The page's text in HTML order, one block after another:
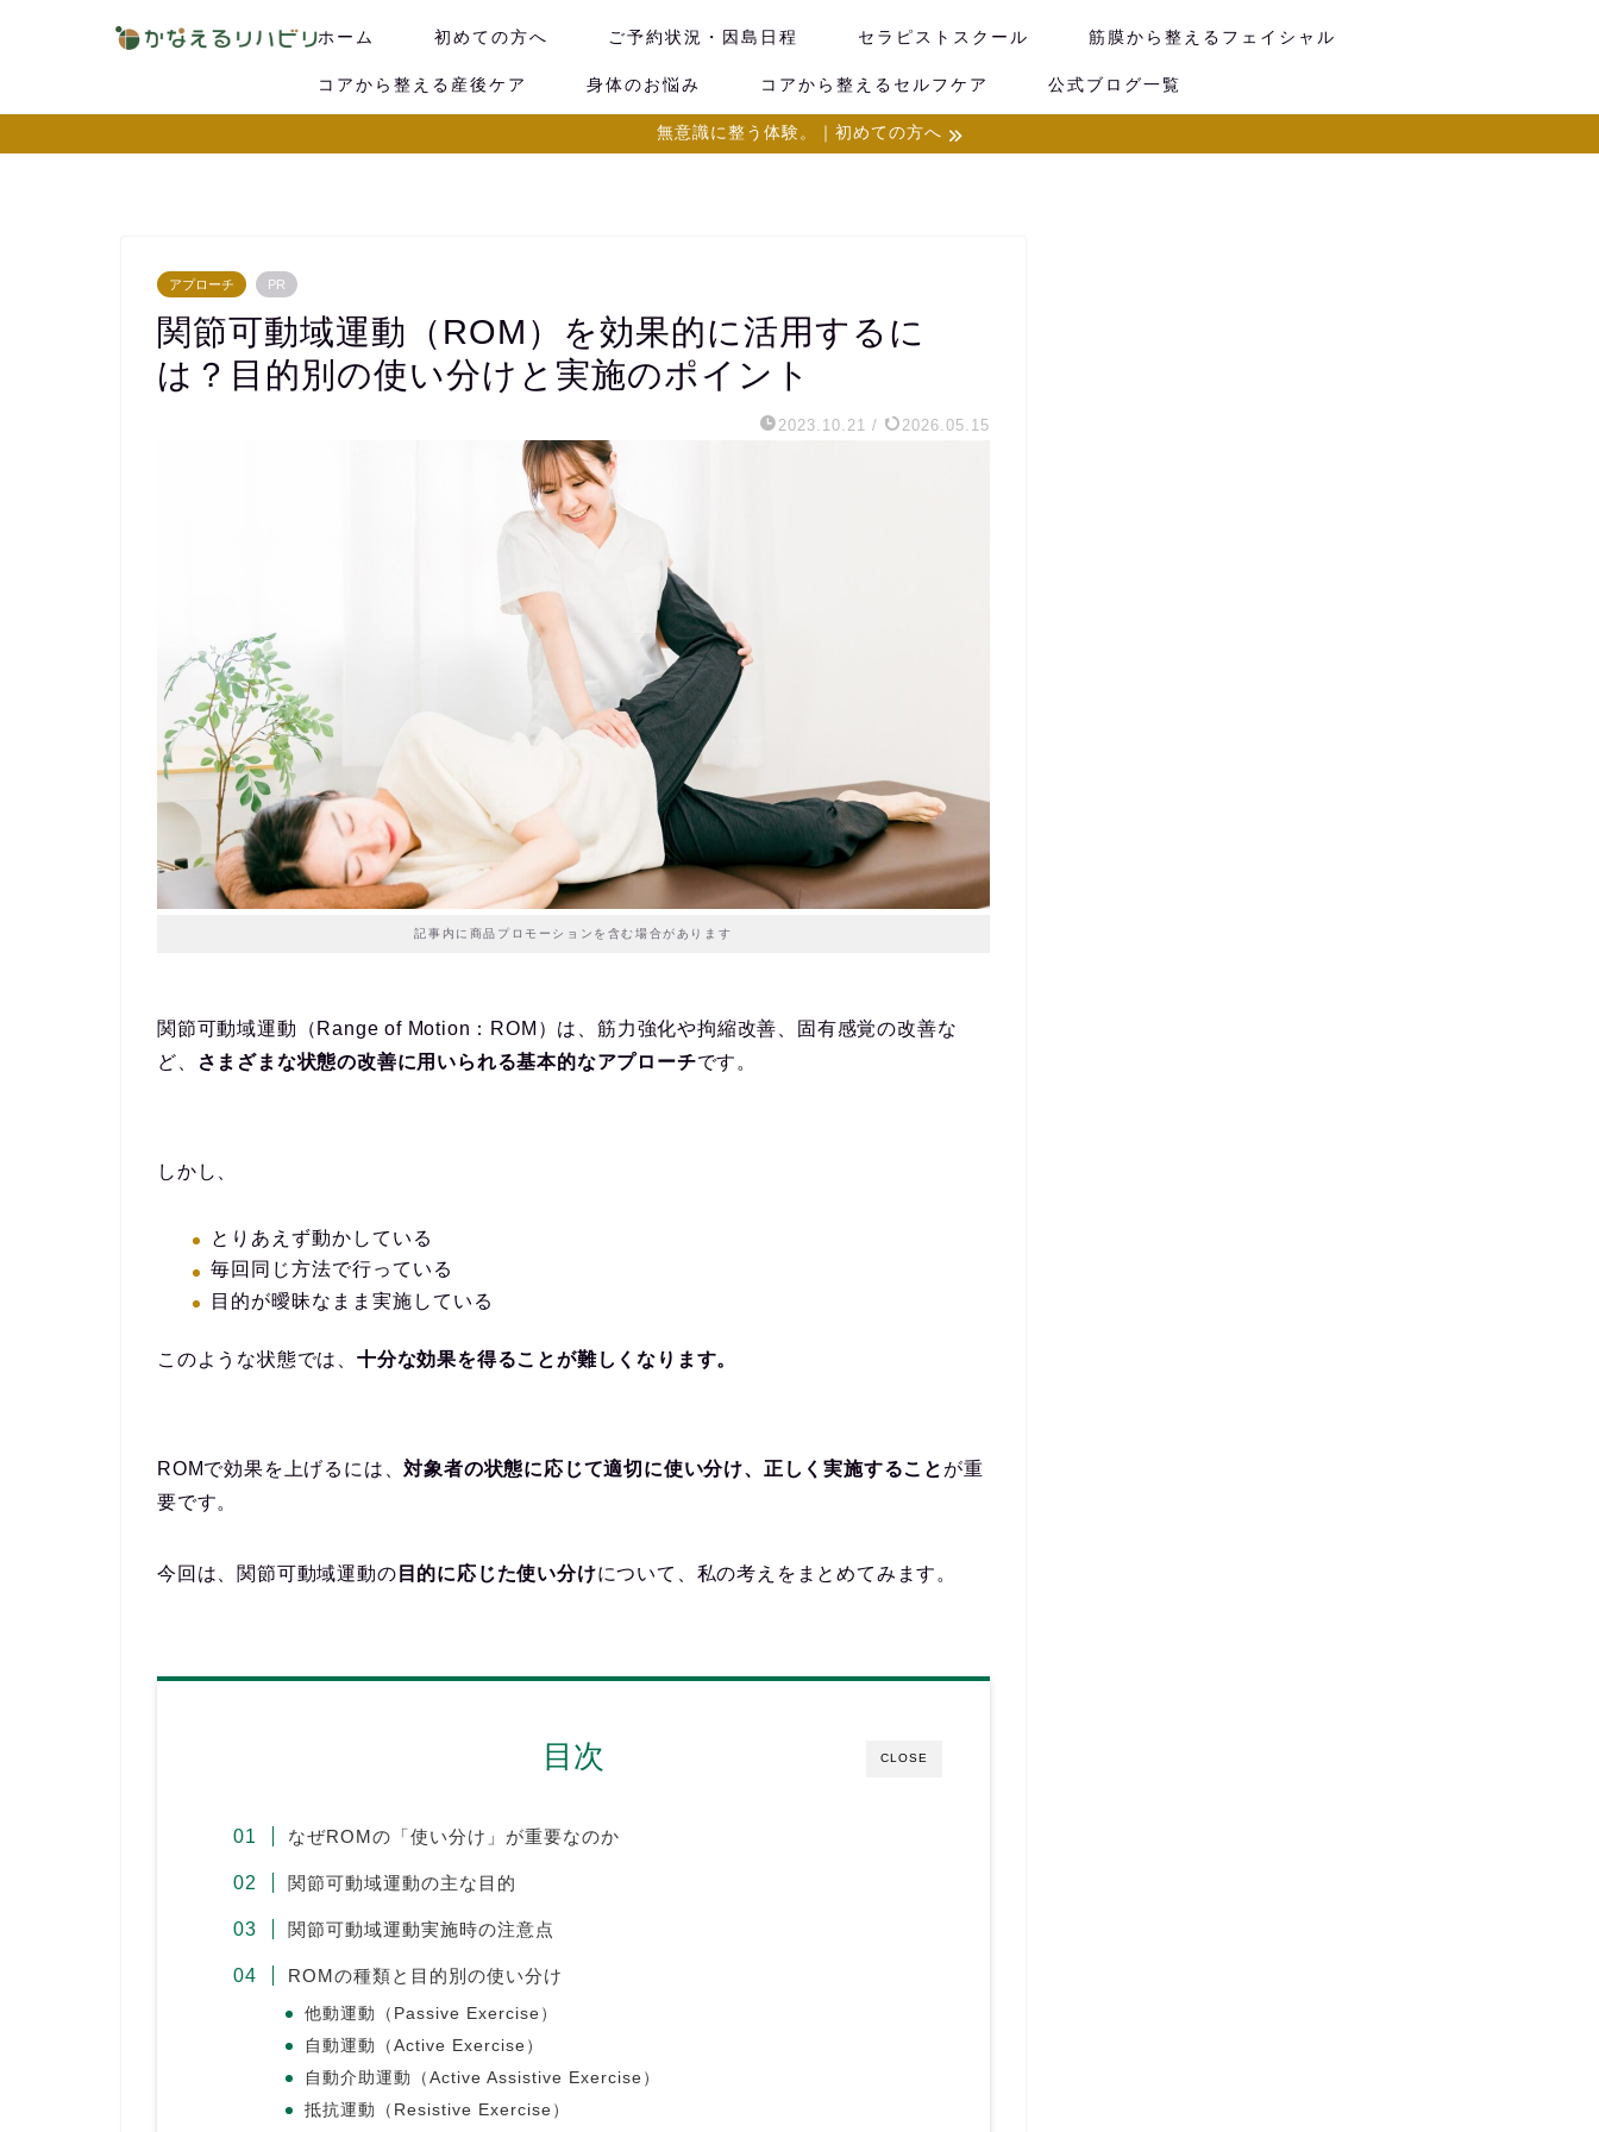
ホーム 初めての方へ ご予約状況・因島日程 セラピストスクール 筋膜から整えるフェイシャル
コアから整える産後ケア 身体のお悩み コアから整えるセルフケア 公式ブログ一覧
無意識に整う体験。｜初めての方へ
アプローチ PR
関節可動域運動（ROM）を効果的に活用するに
は？目的別の使い分けと実施のポイント
2023.10.21 / 2026.05.15
記事内に商品プロモーションを含む場合があります
関節可動域運動（Range of Motion：ROM）は、筋力強化や拘縮改善、固有感覚の改善な
ど、
さまざまな状態の改善に用いられる基本的なアプローチです。
しかし、
とりあえず動かしている
毎回同じ方法で行っている
目的が曖昧なまま実施している
このような状態では、 十分な効果を得ることが難しくなります。
ROMで効果を上げるには、対象者の状態に応じて適切に使い分け、正しく実施すること が重
要です。
今回は、関節可動域運動の 目的に応じた使い分けについて、私の考えをまとめてみます。
CLOSE
目次
なぜROMの「使い分け」が重要なのか
関節可動域運動の主な目的
関節可動域運動実施時の注意点
ROMの種類と目的別の使い分け
他動運動（Passive Exercise）
自動運動（Active Exercise）
自動介助運動（Active Assistive Exercise）
抵抗運動（Resistive Exercise）